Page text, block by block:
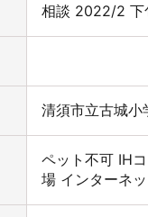
相談 2022/2 下
清須市立古城
ペット不可 IH
場 インターネ